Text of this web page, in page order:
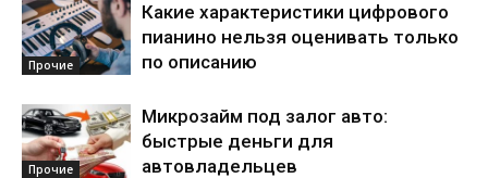
Прочие
Какие характеристики цифрового
пианино нельзя оценивать только
по описанию
Прочие
Микрозайм под залог авто:
быстрые деньги для
автовладельцев